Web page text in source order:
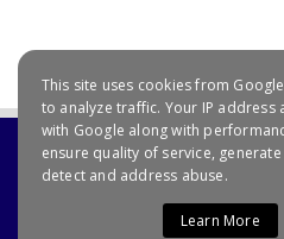
This site uses cookies from
to analyze traffic. Your IP address
with Google along with
ensure quality of service,
detect and address abuse.
Learn More